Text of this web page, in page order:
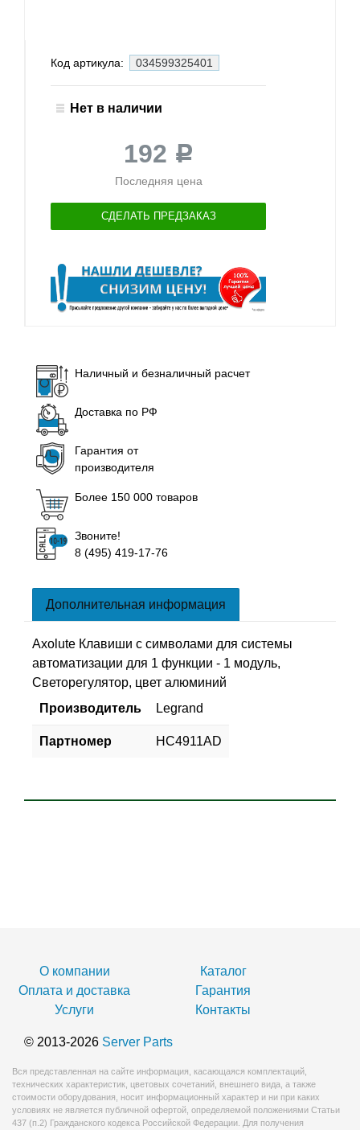
Код артикула: 034599325401
Нет в наличии
192 Р
Последняя цена
СДЕЛАТЬ ПРЕДЗАКАЗ
Наличный и безналичный расчет
Доставка по РФ
Гарантия от
производителя
Более 150 000 товаров
Звоните!
8 (495) 419-17-76
Дополнительная информация
Axolute Клавиши с символами для системы
автоматизации для 1 функции - 1 модуль,
Светорегулятор, цвет алюминий
Производитель
Legrand
Партномер HC4911AD
О компании
Каталог
Оплата и доставка
Гарантия
Услуги
Контакты
© 2013-2026 Server Parts
Вся представленная на сайте информация, касающаяся комплектаций,
технических характеристик, цветовых сочетаний, внешнего вида, а также
стоимости оборудования, носит информационный характер и ни при каких
условиях не является публичной офертой, определяемой положениями Статьи
437 (п.2) Гражданского кодекса Российской Федерации. Для получения